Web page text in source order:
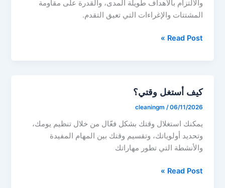
والالتزام بالأهداف طويلة المدى، والقدرة على مقاومة
المشتتات والإغراءات التي تعيق التقدم.
كيف
Read Post »
كيف أستغل وقتي؟
cleaningm /06/11/2026
يمكنك استغلال وقتك بشكل فعّال من خلال تنظيم يومك،
وتحديد أولوياتك، وتقسيم وقتك بين المهام المفيدة
والأنشطة التي تطور مهاراتك
كيف
Read Post »